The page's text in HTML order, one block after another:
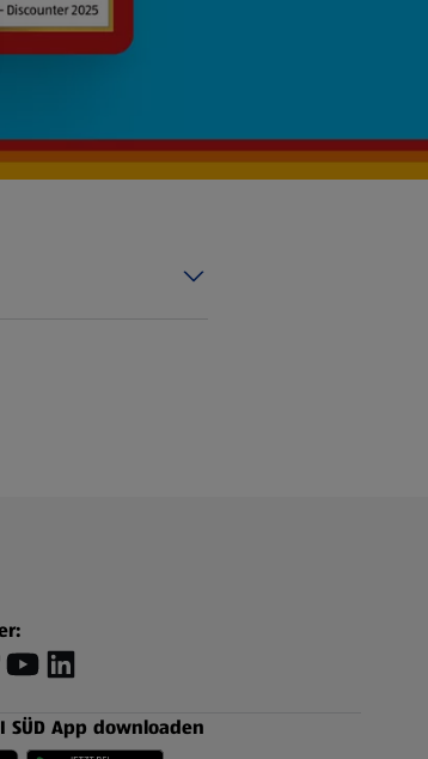
SÜD App downloaden